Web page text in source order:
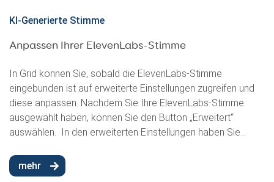
KI-Generierte Stimme
Anpassen Ihrer ElevenLabs-Stimme
In Grid können Sie, sobald die ElevenLabs-Stimme
eingebunden ist auf erweiterte Einstellungen zugreifen und
diese anpassen. Nachdem Sie Ihre ElevenLabs-Stimme
ausgewählt haben, können Sie den Button „Erweitert“
auswählen. In den erweiterten Einstellungen haben Sie...
mehr